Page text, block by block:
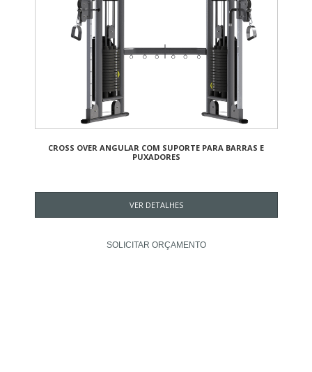
CROSS OVER ANGULAR COM SUPORTE PARA BARRAS E
PUXADORES
VER DETALHES
SOLICITAR ORÇAMENTO